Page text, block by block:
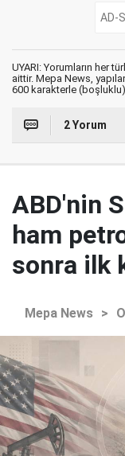
UYARI: Yorumların her
aittir. Mepa News,
600 karakterle (boşluklu)
2 Yorum
ABD'nin
ham
sonra ilk
Mepa News >